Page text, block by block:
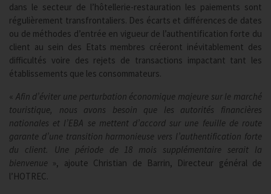
dans le secteur de l’hôtellerie-restauration les paiements sont
régulièrement transfrontaliers. Des écarts et différences de dates
ou de méthodes d’entrée en vigueur de l’authentification forte du
client au sein des Etats membres créeront inévitablement des
difficultés voire des rejets de transactions impactant tant les
établissements que les consommateurs.
« Afin d’éviter une perturbation économique majeure sur le marché
touristique, nous avons besoin que les autorités financières
nationales et l’EBA se mettent d’accord sur une feuille de route
garante d’une transition harmonieuse vers l’authentification forte
du client. Une période de 18 mois supplémentaire serait la
bienvenue », ajoute Christian de Barrin, Directeur général de
l’HOTREC.